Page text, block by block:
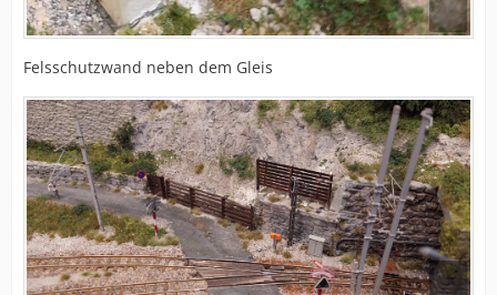
Felsschutzwand neben dem Gleis